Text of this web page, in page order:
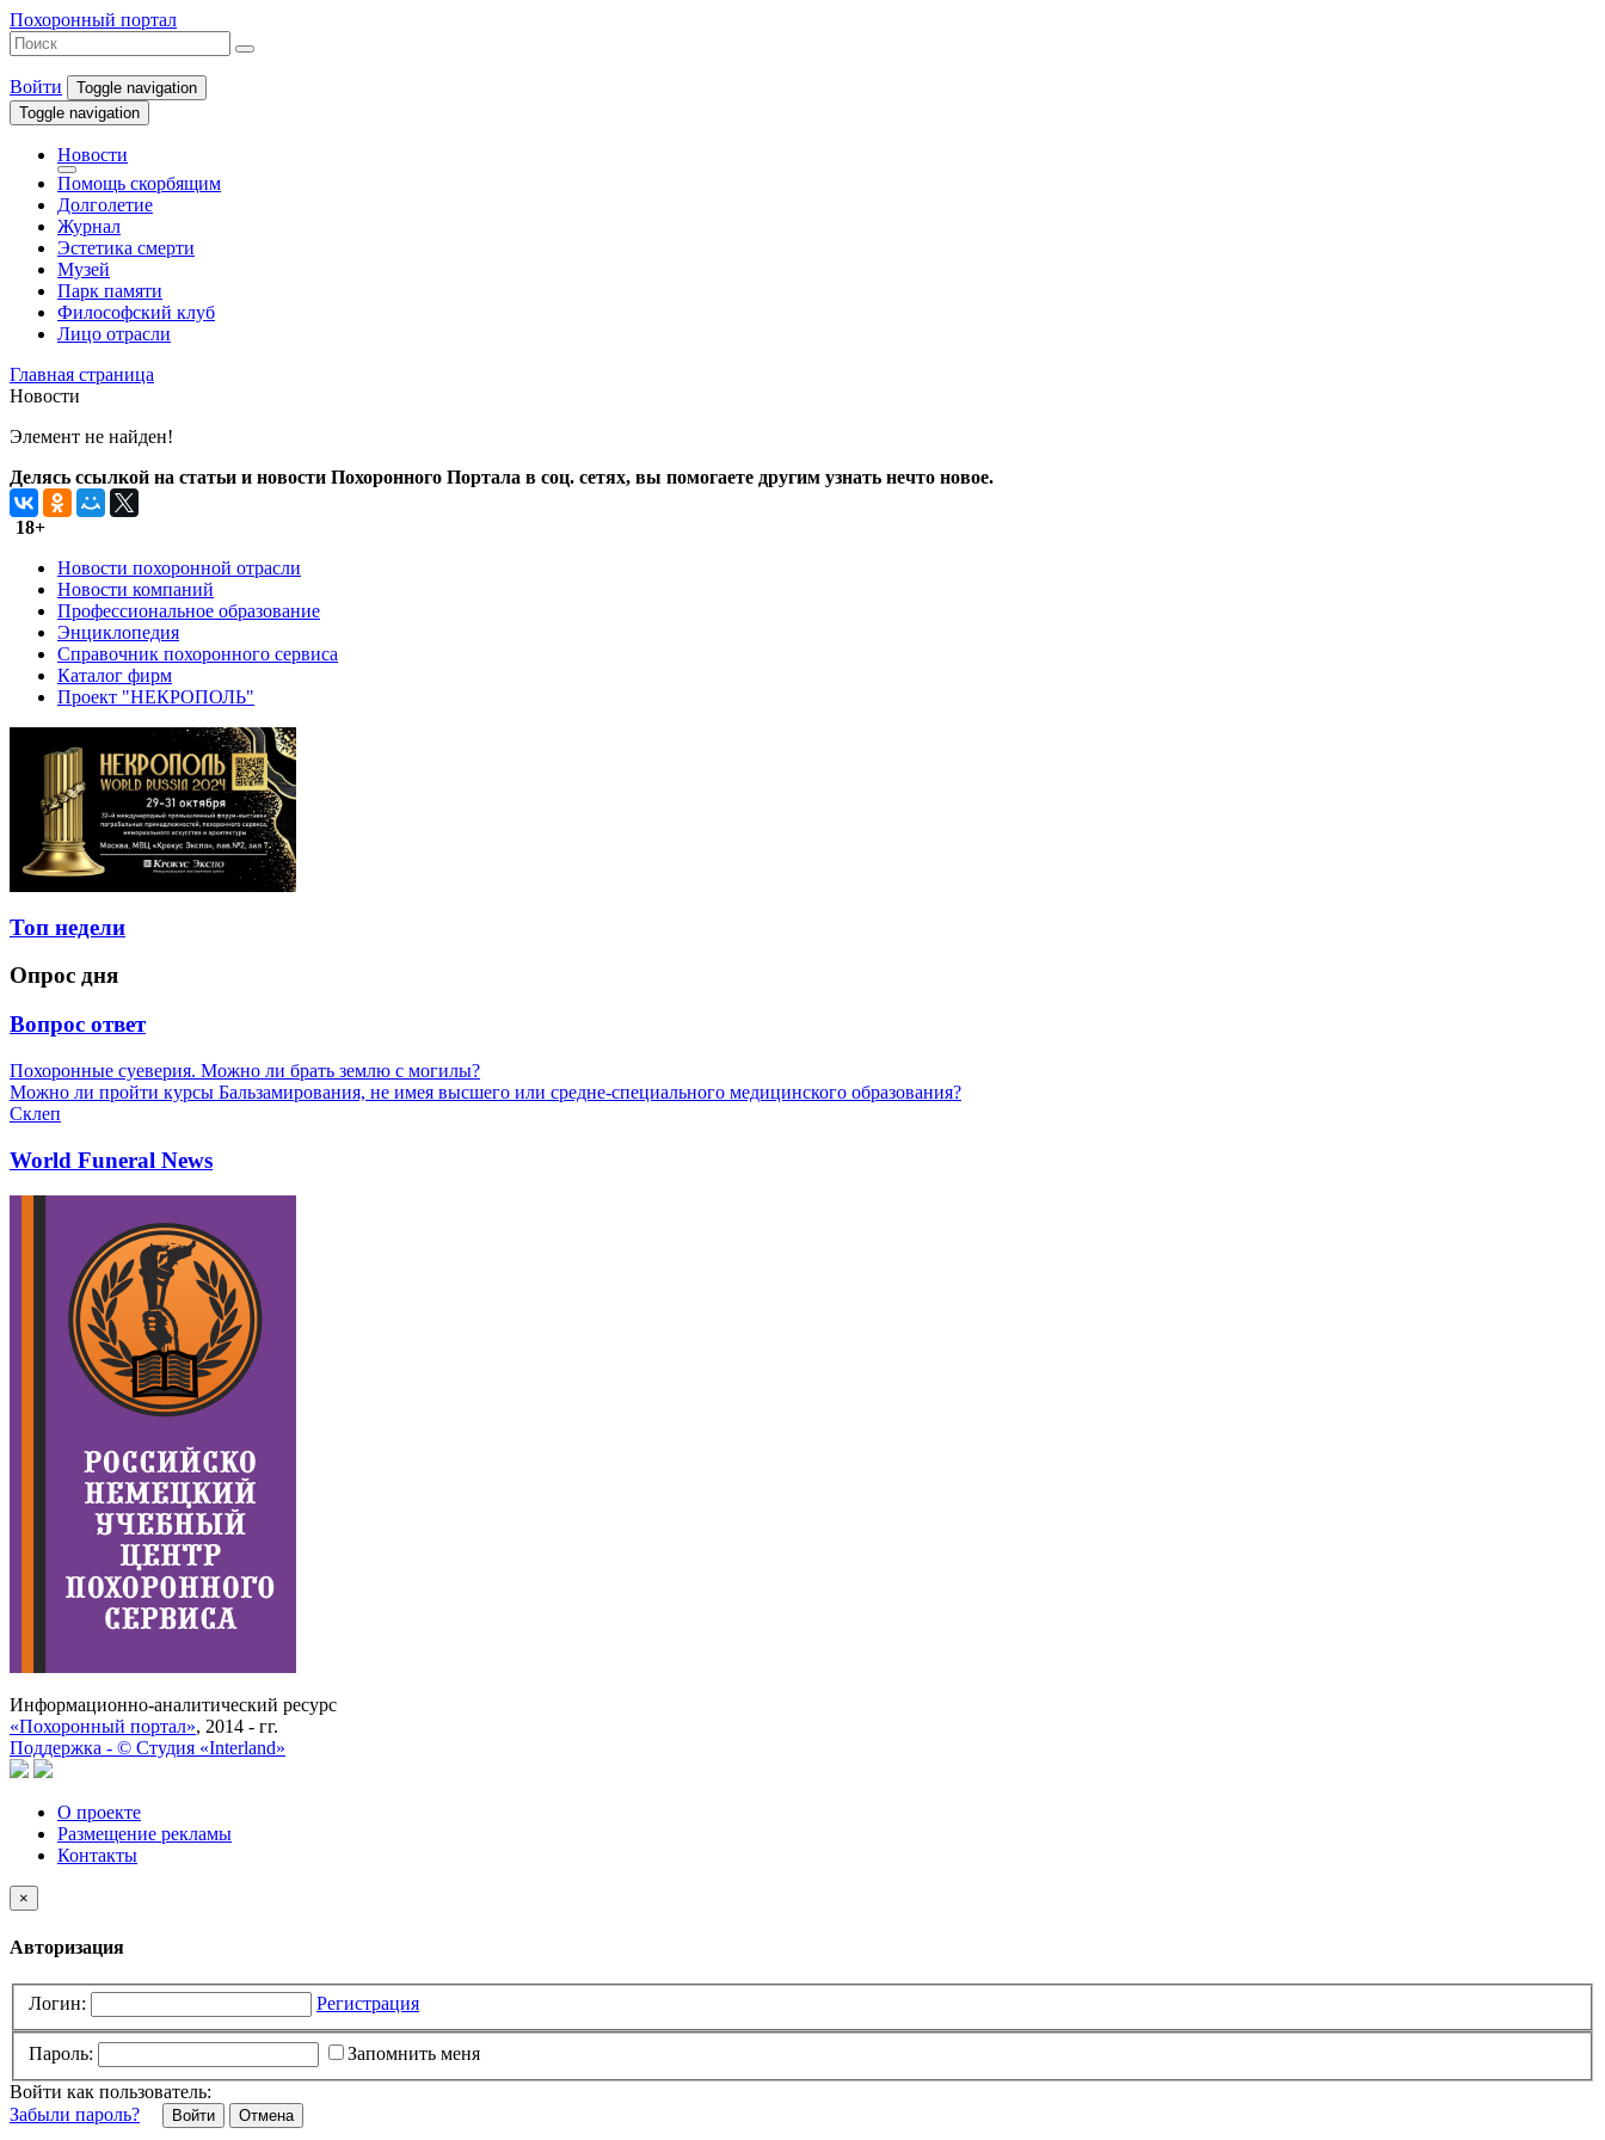
Похоронный портал
Войти
Toggle navigation
Toggle navigation
Новости
Помощь скорбящим
Долголетие
Журнал
Эстетика смерти
Музей
Парк памяти
Философский клуб
Лицо отрасли
Главная страница
Новости
Элемент не найден!
Делясь ссылкой на статьи и новости Похоронного Портала в соц. сетях, вы помогаете другим узнать нечто новое.
18+
Новости похоронной отрасли
Новости компаний
Профессиональное образование
Энциклопедия
Справочник похоронного сервиса
Каталог фирм
Проект "НЕКРОПОЛЬ"
Топ недели
Опрос дня
Вопрос ответ
Похоронные суеверия. Можно ли брать землю с могилы?
Можно ли пройти курсы Бальзамирования, не имея высшего или средне-специального медицинского образования?
Склеп
World Funeral News
Информационно-аналитический ресурс
«Похоронный портал», 2014 - гг.
Поддержка - © Cтудия «Interland»
О проекте
Размещение рекламы
Контакты
×
Авторизация
Логин: Регистрация
Пароль:
Запомнить меня
Войти как пользователь:
Забыли пароль?
Отмена